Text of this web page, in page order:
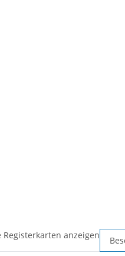
Registerkarten anzeigen